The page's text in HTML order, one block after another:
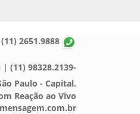
2651.9888
(11) 98328.2139-
Paulo - Capital.
Reação ao Vivo